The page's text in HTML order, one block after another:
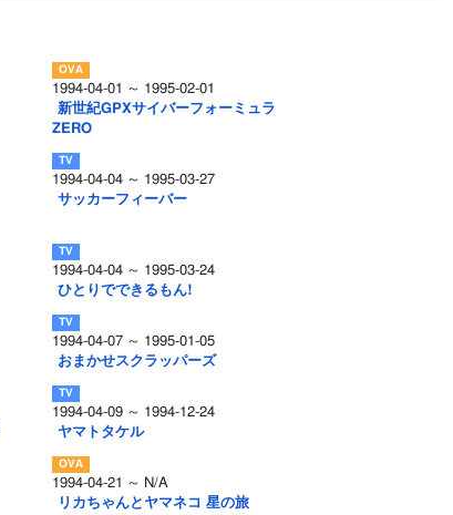
1994-04-01 ～ 1995-02-01
新世紀GPXサイバーフォーミュラ
ZERO
1994-04-04 ～ 1995-03-27
サッカーフィーバー
1994-04-04 ～ 1995-03-24
ひとりでできるもん!
1994-04-07 ～ 1995-01-05
おまかせスクラッパーズ
1994-04-09 ～ 1994-12-24
ヤマトタケル
1994-04-21 ～ N/A
リカちゃんとヤマネコ 星の旅